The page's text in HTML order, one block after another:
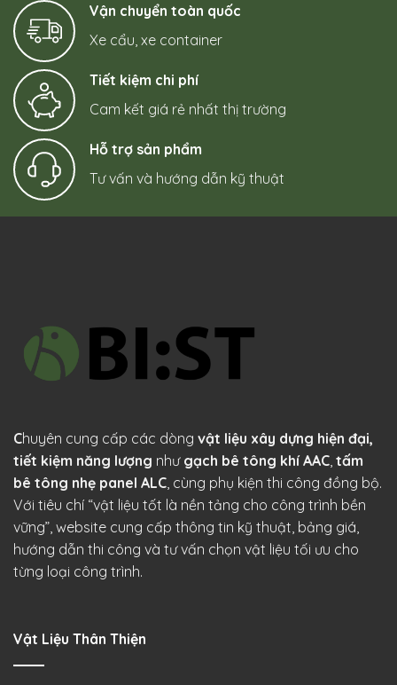
Vận chuyển toàn quốc
Xe cẩu, xe container
Tiết kiệm chi phí
Cam kết giá rẻ nhất thị trường
Hỗ trợ sản phẩm
Tư vấn và hướng dẫn kỹ thuật
Chuyên cung cấp các dòng vật liệu xây dựng hiện đại,
tiết kiệm năng lượng như gạch bê tông khí AAC, tấm
bê tông nhẹ panel ALC, cùng phụ kiện thi công đồng bộ.
Với tiêu chí “vật liệu tốt là nền tảng cho công trình bền
vững”, website cung cấp thông tin kỹ thuật, bảng giá,
hướng dẫn thi công và tư vấn chọn vật liệu tối ưu cho
từng loại công trình.
Vật Liệu Thân Thiện